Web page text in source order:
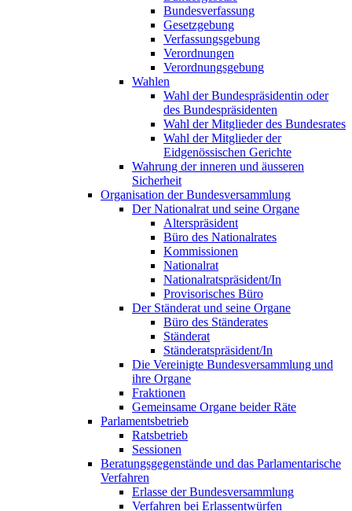
Bundesverfassung
Gesetzgebung
Verfassungsgebung
Verordnungen
Verordnungsgebung
Wahlen
Wahl der Bundespräsidentin oder
des Bundespräsidenten
Wahl der Mitglieder des Bundesrates
Wahl der Mitglieder der
Eidgenössischen Gerichte
Wahrung der inneren und äusseren
Sicherheit
Organisation der Bundesversammlung
Der Nationalrat und seine Organe
Alterspräsident
Büro des Nationalrates
Kommissionen
Nationalrat
Nationalratspräsident/In
Provisorisches Büro
Der Ständerat und seine Organe
Büro des Ständerates
Ständerat
Ständeratspräsident/In
Die Vereinigte Bundesversammlung und
ihre Organe
Fraktionen
Gemeinsame Organe beider Räte
Parlamentsbetrieb
Ratsbetrieb
Sessionen
Beratungsgegenstände und das Parlamentarische
Verfahren
Erlasse der Bundesversammlung
Verfahren bei Erlassentwürfen